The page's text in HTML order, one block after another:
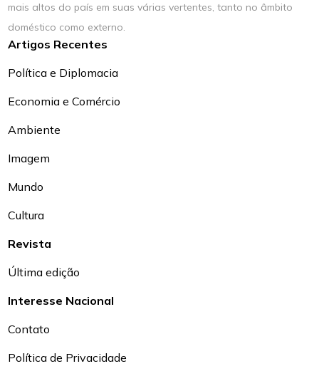
mais altos do país em suas várias vertentes, tanto no âmbito
doméstico como externo.
Artigos Recentes
Política e Diplomacia
Economia e Comércio
Ambiente
Imagem
Mundo
Cultura
Revista
Última edição
Interesse Nacional
Contato
Política de Privacidade